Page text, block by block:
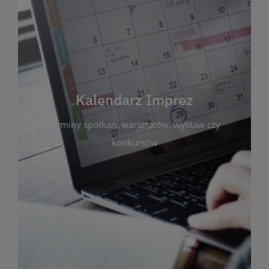
Kalendarz Imprez
terminy spotkań, warsztatów, wystaw czy
konkursów
Kalendarz Imprez
Zakładka ta gromadzi wszystkie planowane
wydarzenia kulturalne i edukacyjne organizowane
przez bibliotekę. Możesz tu sprawdzić terminy
spotkań, warsztatów, wystaw czy konkursów.
Dzięki przejrzystemu kalendarzowi łatwo
zaplanujesz udział w interesujących Cię
wydarzeniach. Aktualizujemy harmonogram na
bieżąco, by zawsze był zgodny z planem pracy
biblioteki. Zapraszamy do śledzenia i uczestnictwa
w życiu kulturalnym miasta!
WIĘCEJ